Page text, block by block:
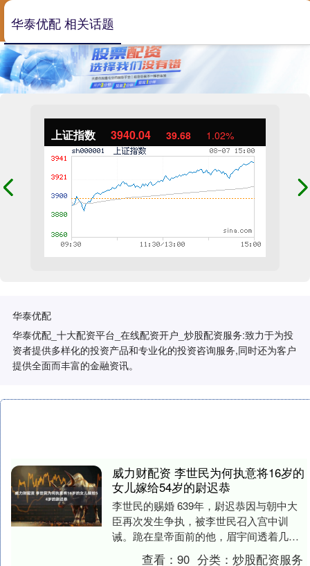
上证指数 3940.04 39.68 1.02%
华泰优配
华泰优配_十大配资平台_在线配资开户_炒股配资服务:致力于为投
资者提供多样化的投资产品和专业化的投资咨询服务,同时还为客户
提供全面而丰富的金融资讯。
华泰优配 相关话题
威力财配资 李世民为何执意将16岁的
女儿嫁给54岁的尉迟恭
李世民的赐婚 639年，尉迟恭因与朝中大
臣再次发生争执，被李世民召入宫中训
诫。跪在皇帝面前的他，眉宇间透着几分
倔强和不甘，李世民却带着一丝无奈，缓
查看：90 分类：炒股配资服务